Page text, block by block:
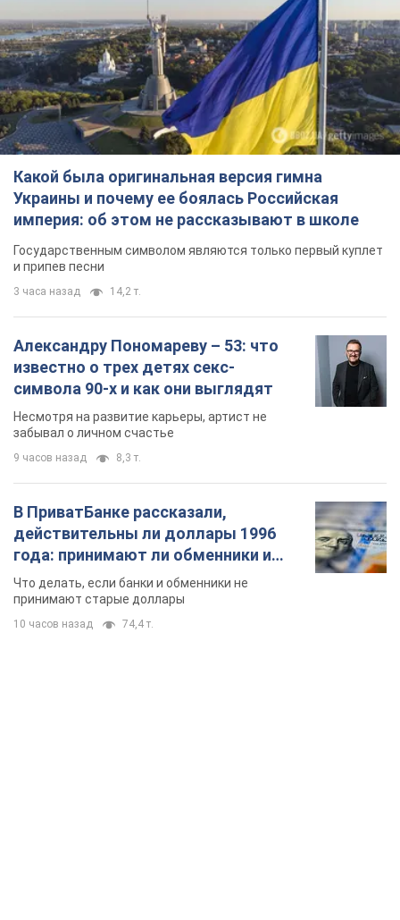
Какой была оригинальная версия гимна
Украины и почему ее боялась Российская
империя: об этом не рассказывают в школе
Государственным символом являются только первый куплет
и припев песни
3 часа назад 14,2 т.
Александру Пономареву – 53: что
известно о трех детях секс-
символа 90-х и как они выглядят
Несмотря на развитие карьеры, артист не
забывал о личном счастье
9 часов назад 8,3 т.
В ПриватБанке рассказали,
действительны ли доллары 1996
года: принимают ли обменники и
банки такие купюры
Что делать, если банки и обменники не
принимают старые доллары
10 часов назад 74,4 т.